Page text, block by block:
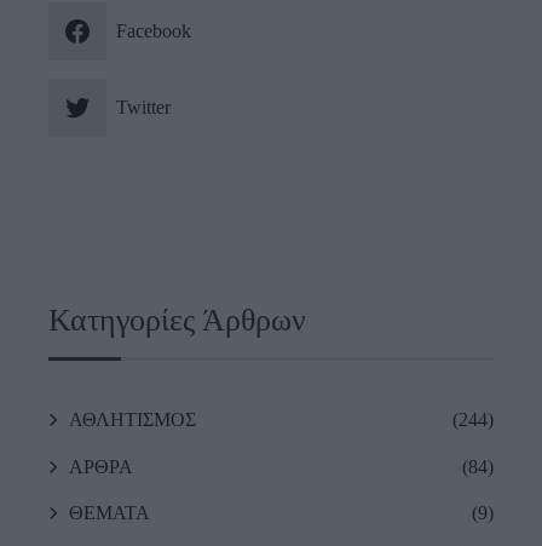
Facebook
Twitter
Κατηγορίες Άρθρων
ΑΘΛΗΤΙΣΜΟΣ (244)
ΑΡΘΡΑ (84)
ΘΕΜΑΤΑ (9)